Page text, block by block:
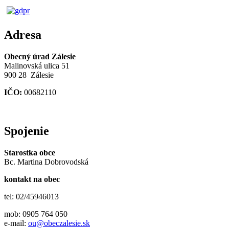
Adresa
Obecný úrad Zálesie
Malinovská ulica 51
900 28 Zálesie
IČO: 00682110
Spojenie
Starostka obce
Bc. Martina Dobrovodská
kontakt na obec
tel: 02/45946013
mob: 0905 764 050
e-mail: ou@obeczalesie.sk